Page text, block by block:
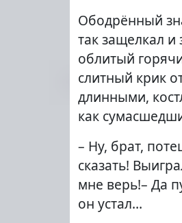
Ободрённый
так защелкал
облитый
слитный крик
длинными,
как
– Ну, брат,
сказать!
мне верь!– Да
он устал…